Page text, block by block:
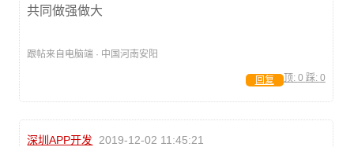
共同做强做大
跟帖来自电脑端 · 中国河南安阳
顶: 0 踩: 0
回复
深圳APP开发 2019-12-02 11:45:21